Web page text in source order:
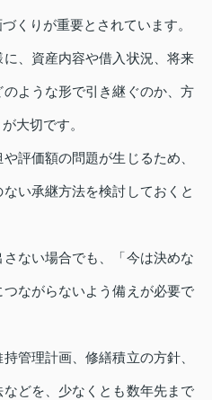
くりが重要とされています。
、資産内容や借入状況、将来
ような形で引き継ぐのか、方
大切です。
評価額の問題が生じるため、
い承継方法を検討しておくと
ない場合でも、「今は決めな
ながらないよう備えが必要で
管理計画、修繕積立の方針、
どを、少なくとも数年先まで